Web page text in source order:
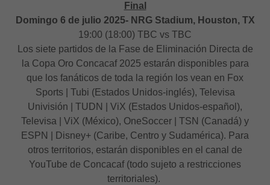
Final
Domingo 6 de julio 2025- NRG Stadium, Houston, TX
19:00 (18:00) TBC vs TBC
Los siete partidos de la Fase de Eliminación Directa de
la Copa Oro Concacaf 2025 estarán disponibles para
que los fanáticos de toda la región los vean en Fox
Sports | Tubi (Estados Unidos-inglés), Televisa
Univisión | TUDN | ViX (Estados Unidos-español),
Televisa | ViX (México), OneSoccer | TSN (Canadá) y
ESPN | Disney+ (Caribe, Centro y Sudamérica). Para
otros territorios, estarán disponibles en el canal de
YouTube de Concacaf (todo sujeto a restricciones
territoriales).